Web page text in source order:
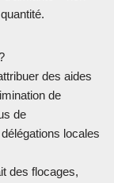
des aides
de
de
locales
des flocages,